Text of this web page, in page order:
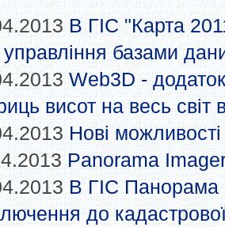
В ГІС "Карта
базами
Web3D -
висот на весь
Нові
Panorama
В ГІС Панорама
до